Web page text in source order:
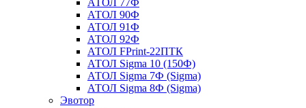
АТОЛ 90Ф
АТОЛ 91Ф
АТОЛ 92Ф
АТОЛ FPrint-22ПТК
АТОЛ Sigma 10 (150Ф)
АТОЛ Sigma 7Ф (Sigma)
АТОЛ Sigma 8Ф (Sigma)
Эвотор